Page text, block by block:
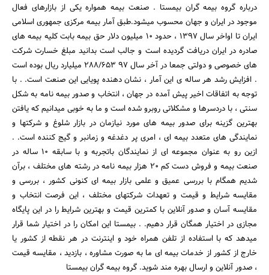
درباره گروه بیمه گران بیمستا . صنعت بیمه همواره یکی از بازارهای فعال
موجود در ایران و جهان محسوب میشود.طبق آمار بیمه مرکزی جمهوری اسلامی
ایران تا اواخر سال 1397 ، حدود 10 میلیون دلار حق بیمه بابت کلیه بیمه های
صادره در ایران دریافت گردیده است و جالب است بدانید مبلغ خسارت شرکت
های خصوصی و دولتی جمعا در آخر سال 97 288/653 میلیارد ریال بوده است
. افزایش رشد هر ساله ی این آمار ، نشان دهنده پویایی این صنعت است. . با
توجه به اتفاقات اخیر پیش آمده در جهان ، انتخاب و صدور بیمه نامه به شکل
سنتی ، با دردسرها و مشکلاتی روبرو شده است و ما به خوبی میدانیم که یافتن
بهترین گزینه برای صدور بیمه های مورد نیازمان در بازار شلوغ و شرکتها و
نمایندگی های متعدد بیمه ای ، امری پر دغدغه و زمانبر و گیج کننده است. .
ازین رو به عنوان مجموعه ای از نمایندگان باتجربه و با سابقه 10 ساله در
صنعت بیمه و فروش دست کم 20 هزار بیمه نامه در رشته های مختلف ، برآن
شدیم همگام با بررسی عمیق و علمی بازار بیمه ای کنونی کشور ، بررسی و
مقایسه شرایط و قیمت و تعهدات شرکتهای مختلف ، این فرصت انتخاب و
مقایسه آسان و صدور آنلاین با کمترین قیمت و بهترین شرایط را در این پایگاه
مجازی در اختیار همگان قرار دهیم. . بیمستا این امکان را در اختیار شما قرار
میدهد که با استفاده از تلفن همراه خود و اینترنت در هر نقطه از کشور یا
خارج از کشور از خدمات بیمه ای ما به صورت مشاوره ، بازدید ، مقایسه قیمت
، صدور آنلاین و ارسال بهره مند شوید. گروه بیمه گران بیمستا